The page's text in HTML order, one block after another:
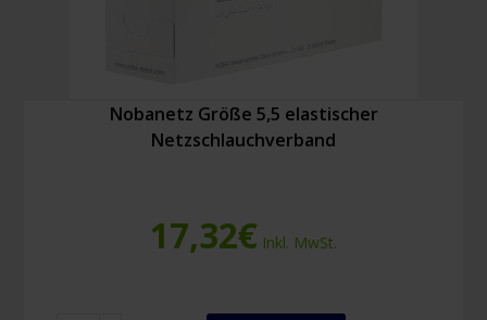
Nobanetz Größe 5,5 elastischer
Netzschlauchverband
17,32€ Inkl. MwSt.